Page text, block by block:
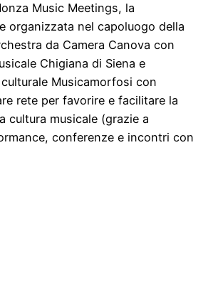
Music Meetings, la
organizzata nel capoluogo della
da Camera Canova con
Chigiana di Siena e
culturale Musicamorfosi con
rete per favorire e facilitare la
cultura musicale (grazie a
conferenze e incontri con